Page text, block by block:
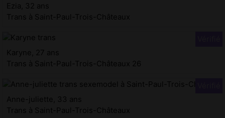
Ezia, 32 ans
Trans à Saint-Paul-Trois-Châteaux
Karyne, 27 ans
Trans à Saint-Paul-Trois-Châteaux 26
Anne-juliette, 33 ans
Trans à Saint-Paul-Trois-Châteaux